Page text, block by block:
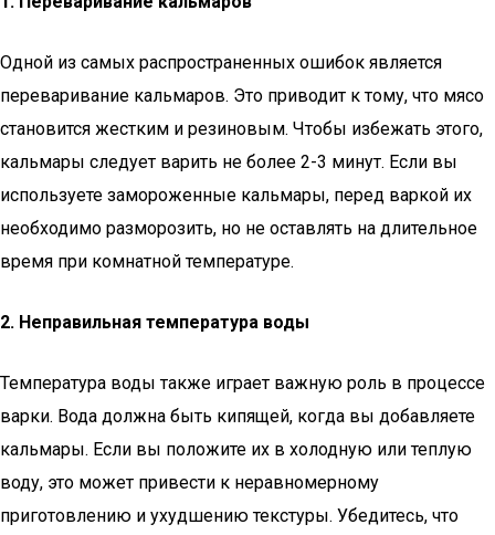
Одной из самых распространенных ошибок является
переваривание кальмаров. Это приводит к тому, что мясо
становится жестким и резиновым. Чтобы избежать этого,
кальмары следует варить не более 2-3 минут. Если вы
используете замороженные кальмары, перед варкой их
необходимо разморозить, но не оставлять на длительное
время при комнатной температуре.
2. Неправильная температура воды
Температура воды также играет важную роль в процессе
варки. Вода должна быть кипящей, когда вы добавляете
кальмары. Если вы положите их в холодную или теплую
воду, это может привести к неравномерному
приготовлению и ухудшению текстуры. Убедитесь, что